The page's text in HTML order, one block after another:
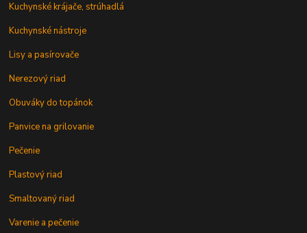
Kuchynské krájače, strúhadlá
Kuchynské nástroje
Lisy a pasírovače
Nerezový riad
Obuváky do topánok
Panvice na grilovanie
Pečenie
Plastový riad
Smaltovaný riad
Varenie a pečenie